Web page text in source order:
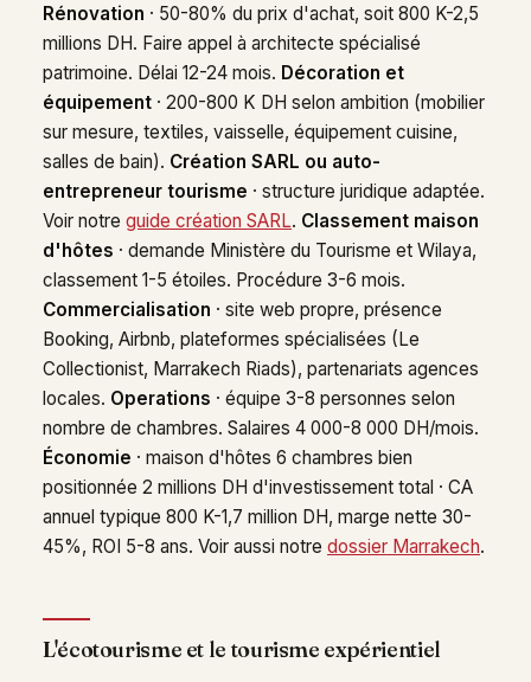
Rénovation · 50-80% du prix d'achat, soit 800 K-2,5
millions DH. Faire appel à architecte spécialisé
patrimoine. Délai 12-24 mois. Décoration et
équipement · 200-800 K DH selon ambition (mobilier
sur mesure, textiles, vaisselle, équipement cuisine,
salles de bain). Création SARL ou auto-
entrepreneur tourisme · structure juridique adaptée.
Voir notre guide création SARL. Classement maison
d'hôtes · demande Ministère du Tourisme et Wilaya,
classement 1-5 étoiles. Procédure 3-6 mois.
Commercialisation · site web propre, présence
Booking, Airbnb, plateformes spécialisées (Le
Collectionist, Marrakech Riads), partenariats agences
locales. Operations · équipe 3-8 personnes selon
nombre de chambres. Salaires 4 000-8 000 DH/mois.
Économie · maison d'hôtes 6 chambres bien
positionnée 2 millions DH d'investissement total · CA
annuel typique 800 K-1,7 million DH, marge nette 30-
45%, ROI 5-8 ans. Voir aussi notre dossier Marrakech.
L'écotourisme et le tourisme expérientiel